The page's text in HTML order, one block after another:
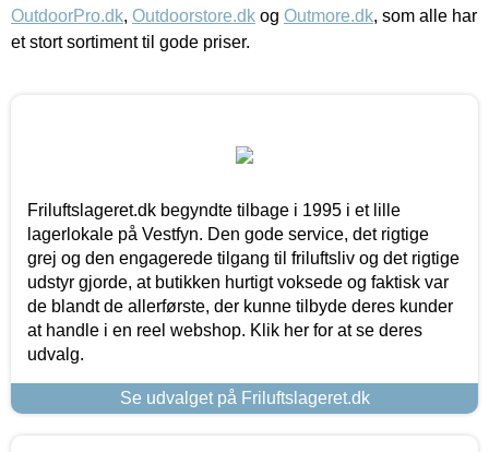
OutdoorPro.dk, Outdoorstore.dk og Outmore.dk, som alle har
et stort sortiment til gode priser.
Friluftslageret.dk begyndte tilbage i 1995 i et lille
lagerlokale på Vestfyn. Den gode service, det rigtige
grej og den engagerede tilgang til friluftsliv og det rigtige
udstyr gjorde, at butikken hurtigt voksede og faktisk var
de blandt de allerførste, der kunne tilbyde deres kunder
at handle i en reel webshop. Klik her for at se deres
udvalg.
Se udvalget på Friluftslageret.dk